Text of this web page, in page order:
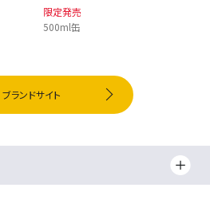
限定発売
500ml缶
ブランドサイト